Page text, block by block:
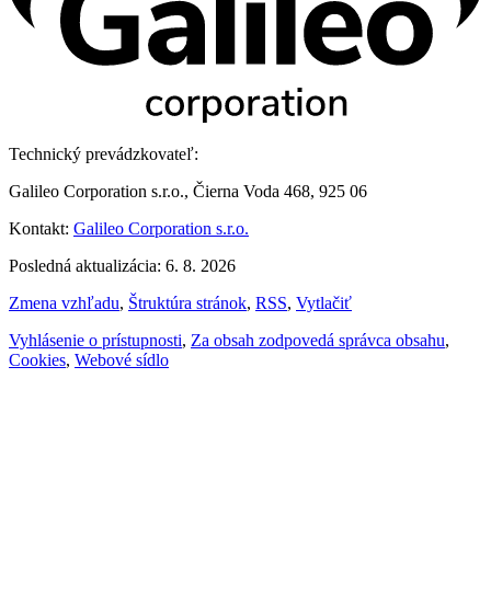
Technický prevádzkovateľ:
Galileo Corporation s.r.o., Čierna Voda 468, 925 06
Kontakt: Galileo Corporation s.r.o.
Posledná aktualizácia: 6. 8. 2026
Zmena vzhľadu, Štruktúra stránok, RSS, Vytlačiť
Vyhlásenie o prístupnosti, Za obsah zodpovedá správca obsahu,
Cookies, Webové sídlo